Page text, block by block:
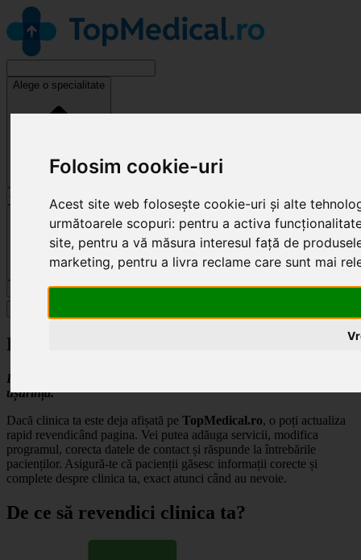
Folosim cookie-uri
Acest site web folosește cookie-uri și alte
următoarele scopuri: pentru a activa
site, pentru a vă măsura interesul față de
marketing, pentru a livra reclame care sunt mai
Alege o specialitate
Cluj-Napoca
Revendică clinică
Revendică profilul clinicii tale și gestionează-ți prezența online cu
ușurință.
Dacă clinica ta este deja afișată pe TopMedical.ro, o poți actualiza
rapid revendicând pagina. Vei putea adăuga servicii, modifica
programul, corecta datele de contact și răspunde la întrebările
pacienților. Asigură-te că pacienții găsesc informații corecte și
complete despre clinica ta, exact atunci când au nevoie.
De ce să revendici clinica ta?